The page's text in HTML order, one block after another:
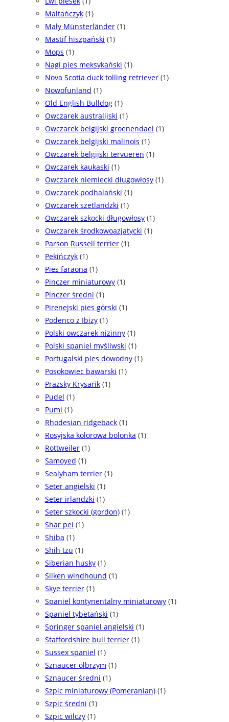
Maltańczyk (1)
Mały Münsterländer (1)
Mastif hiszpański (1)
Mops (1)
Nagi pies meksykański (1)
Nova Scotia duck tolling retriever (1)
Nowofunland (1)
Old English Bulldog (1)
Owczarek australijski (1)
Owczarek belgijski groenendael (1)
Owczarek belgijski malinois (1)
Owczarek belgijski tervueren (1)
Owczarek kaukaski (1)
Owczarek niemiecki długowłosy (1)
Owczarek podhalański (1)
Owczarek szetlandzki (1)
Owczarek szkocki długowłosy (1)
Owczarek środkowoazjatycki (1)
Parson Russell terrier (1)
Pekińczyk (1)
Pies faraona (1)
Pinczer miniaturowy (1)
Pinczer średni (1)
Pirenejski pies górski (1)
Podenco z Ibizy (1)
Polski owczarek nizinny (1)
Polski spaniel myśliwski (1)
Portugalski pies dowodny (1)
Posokowiec bawarski (1)
Prazsky Krysarik (1)
Pudel (1)
Pumi (1)
Rhodesian ridgeback (1)
Rosyjska kolorowa bolonka (1)
Rottweiler (1)
Samoyed (1)
Sealyham terrier (1)
Seter angielski (1)
Seter irlandzki (1)
Seter szkocki (gordon) (1)
Shar pei (1)
Shiba (1)
Shih tzu (1)
Siberian husky (1)
Silken windhound (1)
Skye terrier (1)
Spaniel kontynentalny miniaturowy (1)
Spaniel tybetański (1)
Springer spaniel angielski (1)
Staffordshire bull terrier (1)
Sussex spaniel (1)
Sznaucer olbrzym (1)
Sznaucer średni (1)
Szpic miniaturowy (Pomeranian) (1)
Szpic średni (1)
Szpic wilczy (1)